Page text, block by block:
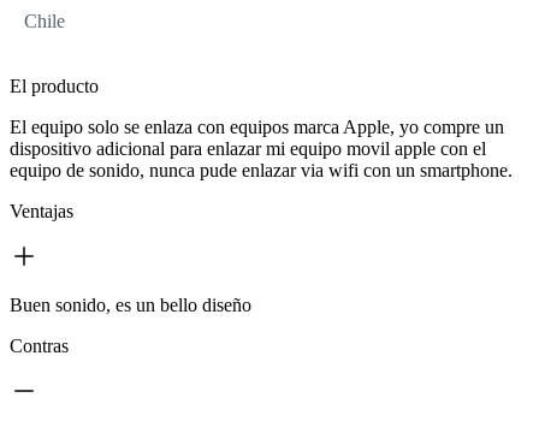
Chile
El producto
El equipo solo se enlaza con equipos marca Apple, yo compre un
dispositivo adicional para enlazar mi equipo movil apple con el
equipo de sonido, nunca pude enlazar via wifi con un smartphone.
Ventajas
Buen sonido, es un bello diseño
Contras